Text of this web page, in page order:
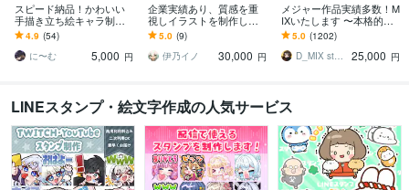
スピード納品！かわいい
手描き立ち絵キャラ制作
します 【5名様限定価格】
商用利用可、TRPG、配信
向けイラスト
4.9 (54)
に〜む
5,000 円
企業実績あり、質感を重
視しイラストを制作しま
す 鮮やかでアラビアンを
特に得意とし、ご要望ど
うりに制作します。
5.0 (9)
伊乃イノ
30,000 円
メジャー作品実績多数！M
IXいたします 〜本格的な
ミキシングを求める方は
こちらへ〜
5.0 (1202)
D_MIX studio
25,000 円
LINEスタンプ・絵文字作成の人気サービス